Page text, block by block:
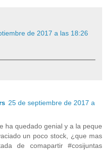
de 2017 a las 18:26
25 de septiembre de 2017 a
ha quedado genial y a la peque
un poco stock, ¿que mas
de comapartir #cosijuntas